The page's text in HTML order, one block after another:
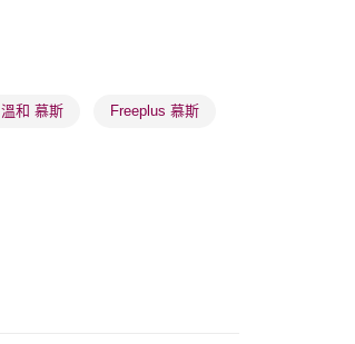
溫和 慕斯 Freeplus 慕斯